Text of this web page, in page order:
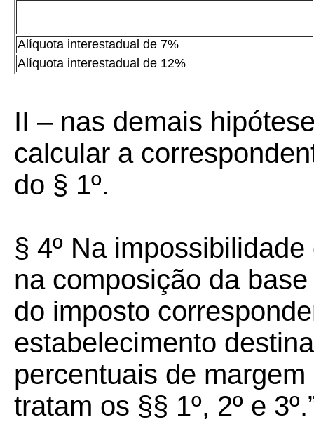
Alíquota interestadual de 7%
Alíquota interestadual de 12%
II – nas demais
calcular a
do § 1º.
§ 4º Na
na composição da
do imposto
estabelecimento
percentuais de
tratam os §§ 1º, 2º e